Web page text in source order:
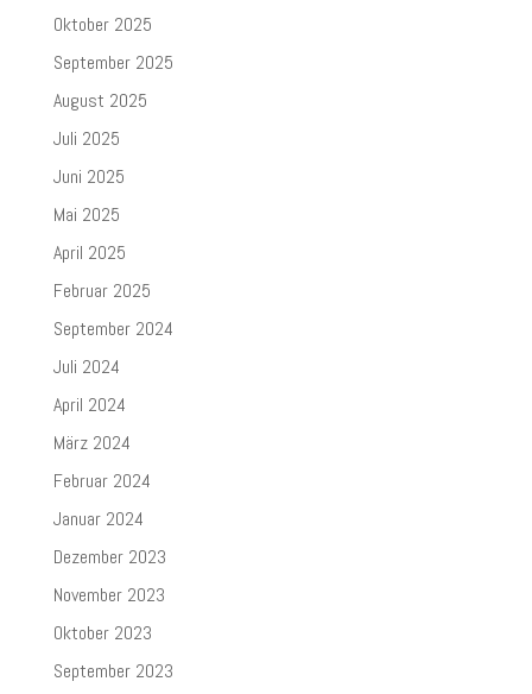
Oktober 2025
September 2025
August 2025
Juli 2025
Juni 2025
Mai 2025
April 2025
Februar 2025
September 2024
Juli 2024
April 2024
März 2024
Februar 2024
Januar 2024
Dezember 2023
November 2023
Oktober 2023
September 2023